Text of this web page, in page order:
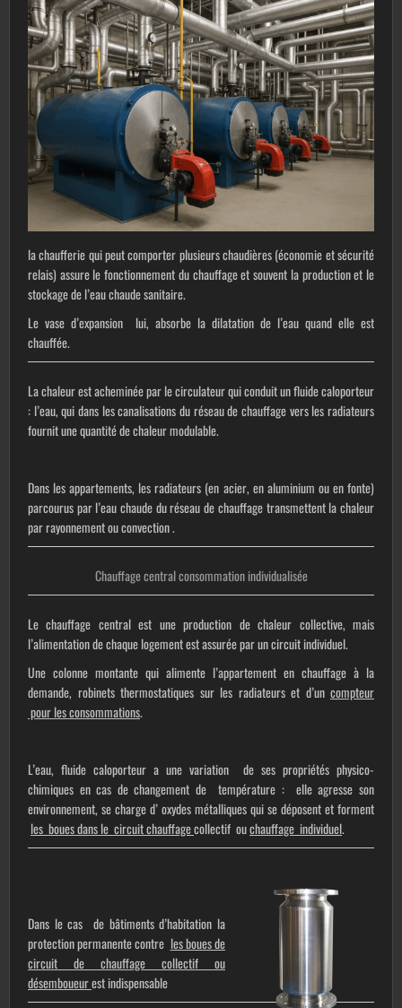
la chaufferie qui peut comporter plusieurs chaudières (économie et sécurité
relais) assure le fonctionnement du chauffage et souvent la production et le
stockage de l’eau chaude sanitaire.
Le vase d’expansion lui, absorbe la dilatation de l’eau quand elle est
chauffée.
La chaleur est acheminée par le circulateur qui conduit un fluide caloporteur
: l’eau, qui dans les canalisations du réseau de chauffage vers les radiateurs
fournit une quantité de chaleur modulable.
Dans les appartements, les radiateurs (en acier, en aluminium ou en fonte)
parcourus par l’eau chaude du réseau de chauffage transmettent la chaleur
par rayonnement ou convection .
Chauffage central consommation individualisée
Le chauffage central est une production de chaleur collective, mais
l’alimentation de chaque logement est assurée par un circuit individuel.
Une colonne montante qui alimente l’appartement en chauffage à la
demande, robinets thermostatiques sur les radiateurs et d’un compteur
pour les consommations.
L’eau, fluide caloporteur a une variation de ses propriétés physico-
chimiques en cas de changement de température : elle agresse son
environnement, se charge d’ oxydes métalliques qui se déposent et forment
les boues dans le circuit chauffagecollectif ouchauffage individuel.
Dans le cas de bâtiments d’habitation la
protection permanente contre les boues de
circuit de chauffage collectif ou
désemboueurest indispensable